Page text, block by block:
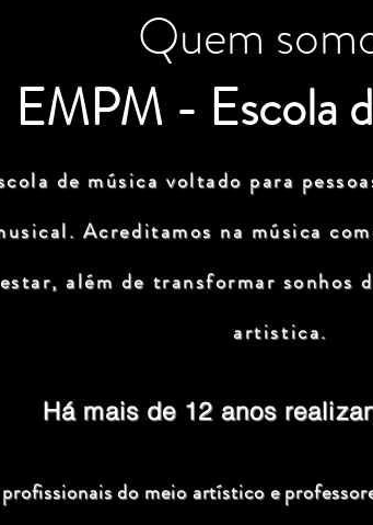
Quem
EMPM - Escola
de música voltado para
Acreditamos na música
além de transformar sonhos
artistica.
Há mais de 12 anos
do meio artístico e